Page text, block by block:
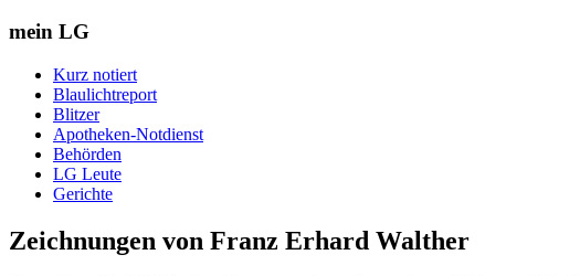
mein LG
Kurz notiert
Blaulichtreport
Blitzer
Apotheken-Notdienst
Behörden
LG Leute
Gerichte
Zeichnungen von Franz Erhard Walther